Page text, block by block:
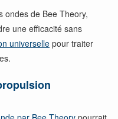
ondes de Bee Theory,
une efficacité sans
universelle pour traiter